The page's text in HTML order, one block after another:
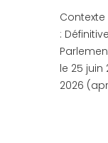
:
le 25 juin
2026